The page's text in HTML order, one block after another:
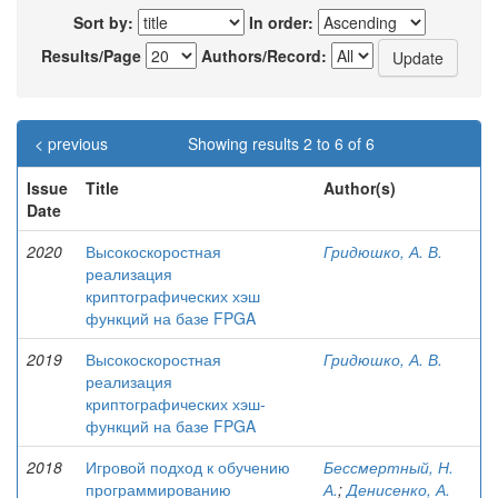
Sort by:
In order:
Results/Page
Authors/Record:
Showing results 2 to 6 of 6
< previous
Issue
Date
Title Author(s)
2020
Высокоскоростная
реализация
криптографических хэш
функций на базе FPGA
Гридюшко, А. В.
2019
Высокоскоростная
реализация
криптографических хэш-
функций на базе FPGA
Гридюшко, А. В.
2018
Игровой подход к обучению
программированию
Бессмертный, Н.
А.;Денисенко, А.